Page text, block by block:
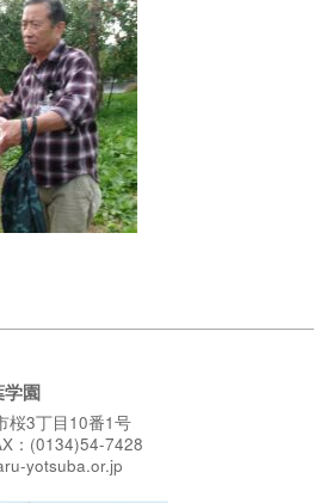
園
3丁目10番1号
：(0134)54-7428
yotsuba.or.jp